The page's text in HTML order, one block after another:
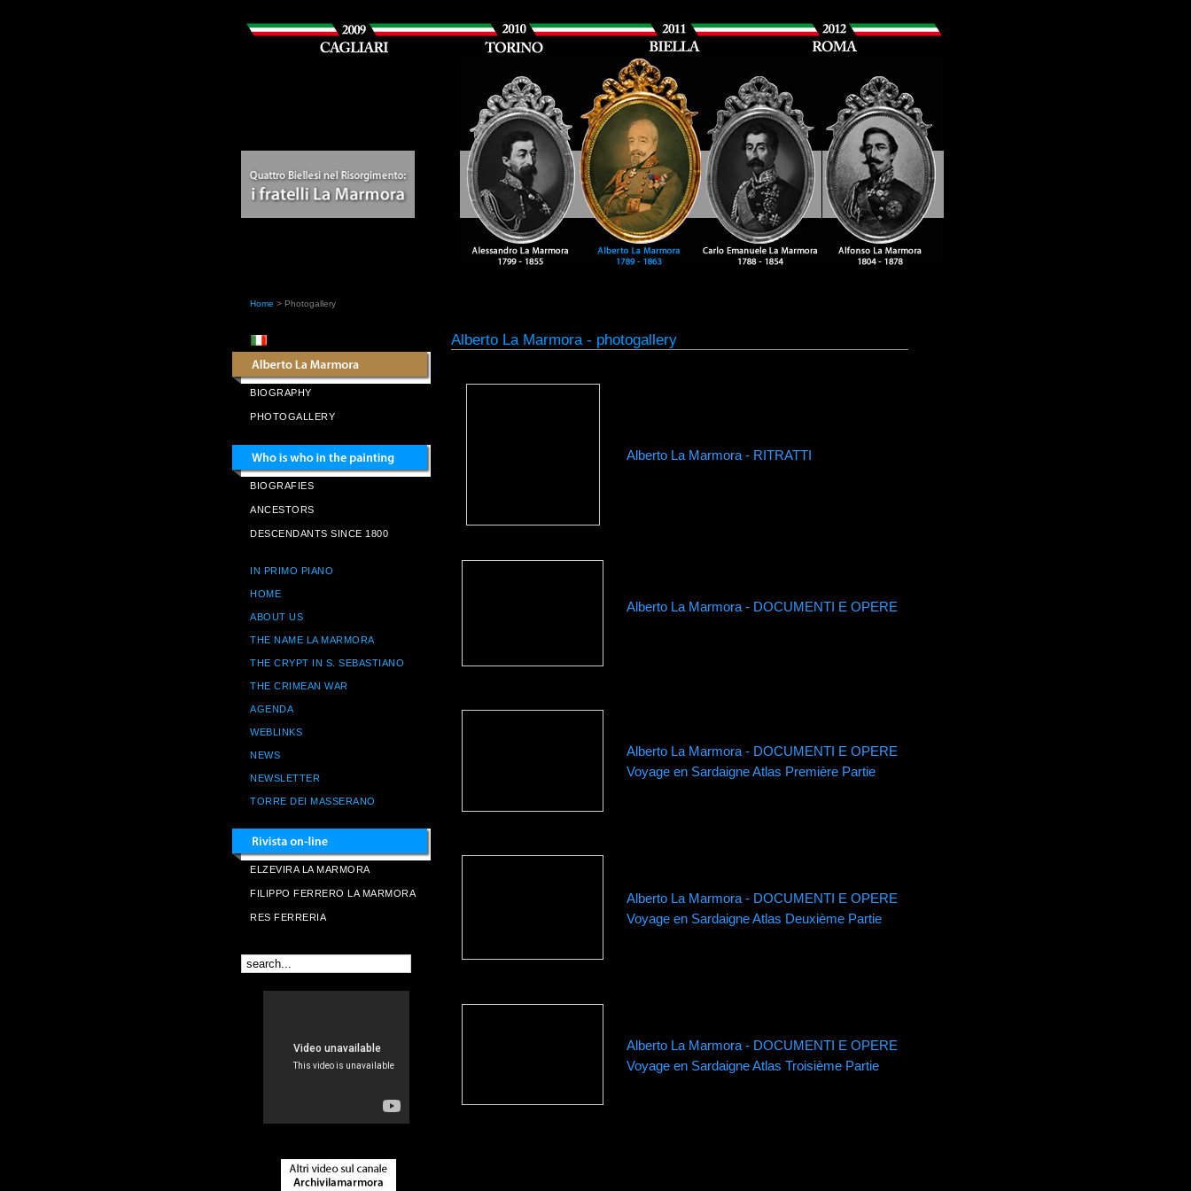
Home > Photogallery
BIOGRAPHY
PHOTOGALLERY
BIOGRAFIES
ANCESTORS
DESCENDANTS SINCE 1800
IN PRIMO PIANO
HOME
ABOUT US
THE NAME LA MARMORA
THE CRYPT IN S. SEBASTIANO
THE CRIMEAN WAR
AGENDA
WEBLINKS
NEWS
NEWSLETTER
TORRE DEI MASSERANO
ELZEVIRA LA MARMORA
FILIPPO FERRERO LA MARMORA
RES FERRERIA
Alberto La Marmora - photogallery
Alberto La Marmora - RITRATTI
Alberto La Marmora - DOCUMENTI E OPERE
Alberto La Marmora - DOCUMENTI E OPERE
Voyage en Sardaigne Atlas Première Partie
Alberto La Marmora - DOCUMENTI E OPERE
Voyage en Sardaigne Atlas Deuxième Partie
Alberto La Marmora - DOCUMENTI E OPERE
Voyage en Sardaigne Atlas Troisième Partie